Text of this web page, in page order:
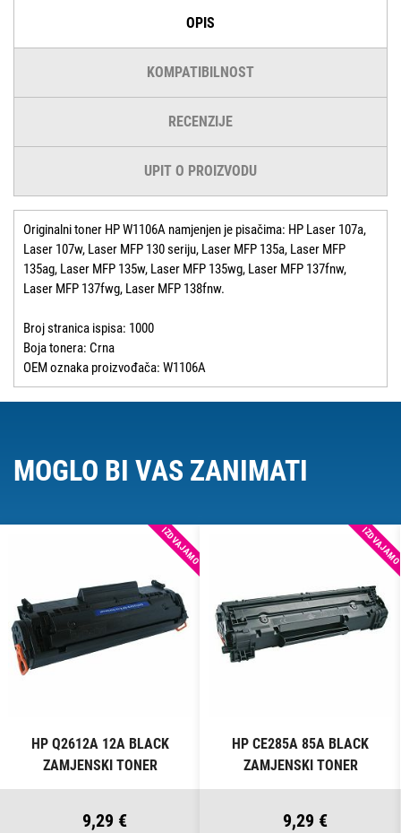
OPIS
KOMPATIBILNOST
RECENZIJE
UPIT O PROIZVODU
Originalni toner HP W1106A namjenjen je pisačima: HP Laser 107a,
Laser 107w, Laser MFP 130 seriju, Laser MFP 135a, Laser MFP
135ag, Laser MFP 135w, Laser MFP 135wg, Laser MFP 137fnw,
Laser MFP 137fwg, Laser MFP 138fnw.
Broj stranica ispisa: 1000
Boja tonera: Crna
OEM oznaka proizvođača: W1106A
MOGLO BI VAS ZANIMATI
IZDVAJAMO
HP Q2612A 12A BLACK
ZAMJENSKI TONER
9,29 €
HP CE285A 85A BLACK
ZAMJENSKI TONER
9,29 €